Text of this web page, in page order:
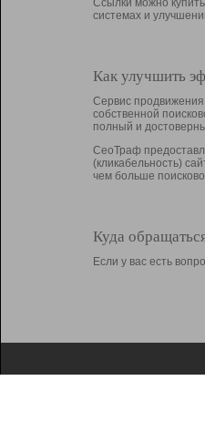
Ссылки можно
системах и
Как улучшить
Сервис
собственной
полный и
СеоТраф
(кликабельность)
чем больше
Куда
Если у вас есть